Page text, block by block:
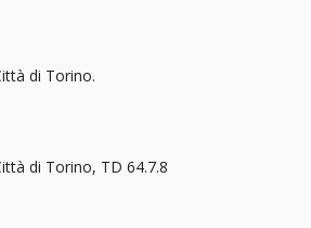
di Torino.
di Torino, TD 64.7.8